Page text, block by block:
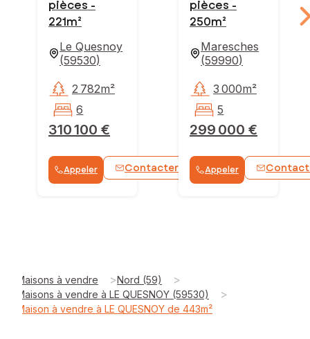
pièces -
221m²
Le Quesnoy
(59530)
310 100 €
2 782m²
6
Appeler Contacter WhatsApp
pièces -
250m²
Maresches
(59990)
299 000 €
3 000m²
5
Appeler
Maisons à vendre >Nord (59) >
Maisons à vendre à LE QUESNOY (59530) >
Maison à vendre à LE QUESNOY de 443m²